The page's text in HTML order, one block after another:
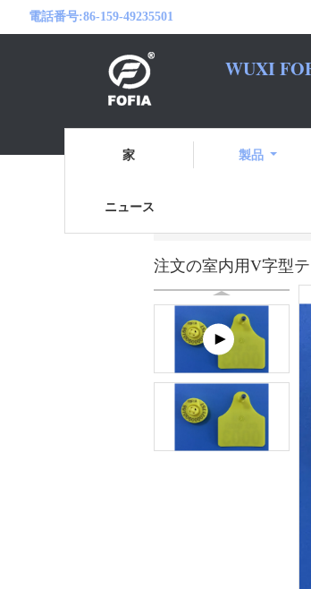
電話番号:86-159-49235501
WUXI
➨ あなた
家 製品
ニュース
注文の室内用V字型